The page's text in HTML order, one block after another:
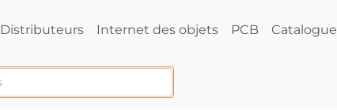
Distributeurs Internet des objets PCB Catalogue